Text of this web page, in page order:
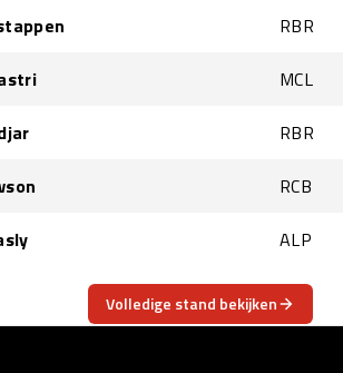
RBR
MCL
RBR
RCB
ALP
Volledige stand bekijken